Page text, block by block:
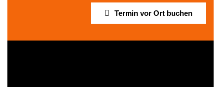
Termin vor Ort buchen